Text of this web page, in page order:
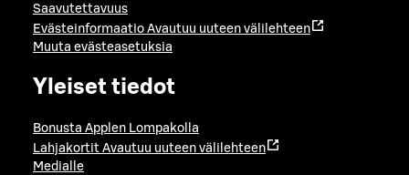
Saavutettavuus
Evästeinformaatio Avautuu uuteen välilehteen
Muuta evästeasetuksia
Yleiset tiedot
Bonusta Applen Lompakolla
Lahjakortit Avautuu uuteen välilehteen
Medialle